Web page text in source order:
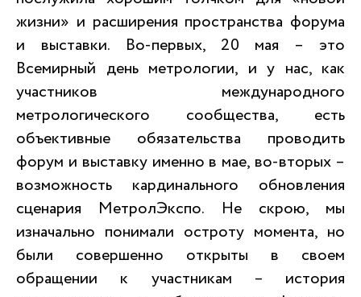
жизни» и расширения пространства форума
и выставки. Во-первых, 20 мая – это
Всемирный день метрологии, и у нас, как
участников международного
метрологического сообщества, есть
объективные обязательства проводить
форум и выставку именно в мае, во-вторых –
возможность кардинального обновления
сценария МетролЭкспо. Не скрою, мы
изначально понимали остроту момента, но
были совершенно открыты в своем
обращении к участникам – история